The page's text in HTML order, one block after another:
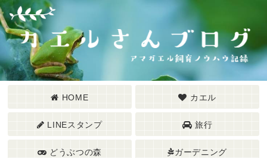
HOME カエル
LINEスタンプ 旅行
どうぶつの森 ガーデニング